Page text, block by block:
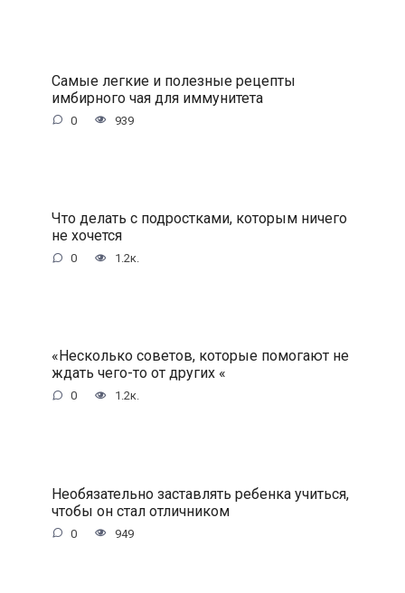
Самые легкие и полезные рецепты
имбирного чая для иммунитета
0 939
Что делать с подростками, которым ничего
не хочется
0 1.2к.
«Несколько советов, которые помогают не
ждать чего-то от других «
0 1.2к.
Необязательно заставлять ребенка учиться,
чтобы он стал отличником
0 949